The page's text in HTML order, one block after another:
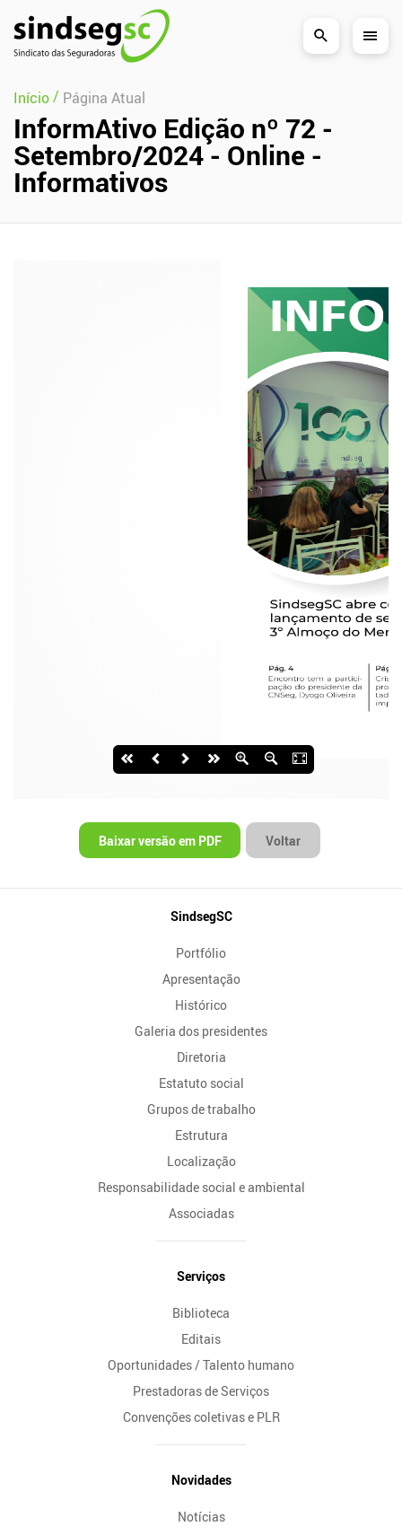
Pular Navegação (s)
Início/ Página Atual
InformAtivo Edição nº 72 -
Setembro/2024 - Online -
Informativos
Baixar versão em PDF Voltar
SindsegSC
Portfólio
Apresentação
Histórico
Galeria dos presidentes
Diretoria
Estatuto social
Grupos de trabalho
Estrutura
Localização
Responsabilidade social e ambiental
Associadas
Serviços
Biblioteca
Editais
Oportunidades / Talento humano
Prestadoras de Serviços
Convenções coletivas e PLR
Novidades
Notícias